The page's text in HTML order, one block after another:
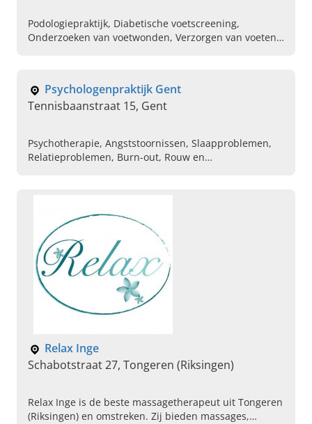
Podologiepraktijk, Diabetische voetscreening,
Onderzoeken van voetwonden, Verzorgen van voeten,
Psychologenpraktijk Gent
Tennisbaanstraat 15, Gent
Psychotherapie, Angststoornissen, Slaapproblemen,
Relatieproblemen, Burn-out, Rouw en
Relax Inge
Schabotstraat 27, Tongeren (Riksingen)
Relax Inge is de beste massagetherapeut uit Tongeren
(Riksingen) en omstreken. Zij bieden massages,